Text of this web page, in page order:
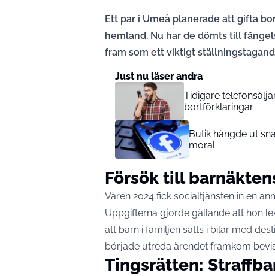
Ett par i Umeå planerade att gifta
hemland. Nu har de dömts till
fram som ett viktigt
Just nu läser andra
Tidigare
bortförklaringar
Butik hängde ut
moral
Försök till
Våren 2024 fick socialtjänsten in en
Uppgifterna gjorde gällande att hon
att barn i familjen satts i bilar med
började utreda ärendet framkom
Tingsrätten: